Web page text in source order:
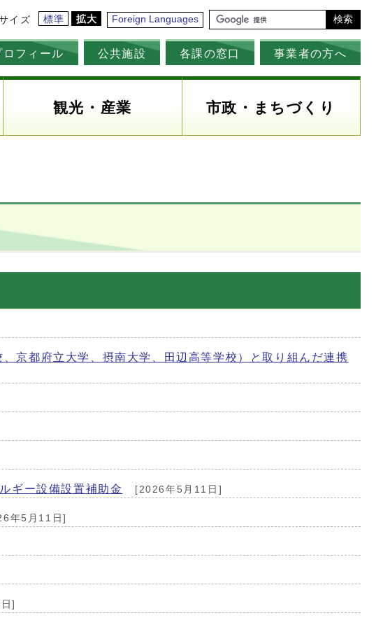
イズ 標準 拡大 Foreign Languages 検索
ロフィール 公共施設 各課の窓口 事業者の方へ
観光・産業 市政・まちづくり
京都府立大学、摂南大学、田辺高等学校）と取り組んだ連携
ギー設備設置補助金 [2026年5月11日]
年5月11日]
]